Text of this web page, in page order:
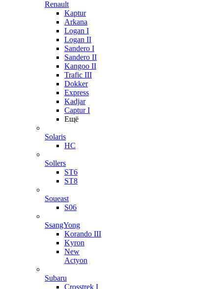
Renault
Kaptur
Arkana
Logan I
Logan II
Sandero I
Sandero II
Kangoo II
Trafic III
Dokker
Express
Kadjar
Captur I
Ещё
Solaris
HC
Sollers
ST6
ST8
Soueast
S06
SsangYong
Korando III
Kyron
New
Actyon
Subaru
Crosstrek I